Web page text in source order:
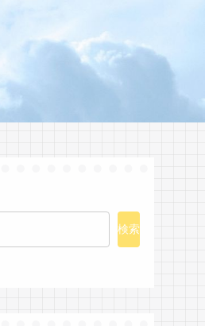
検索